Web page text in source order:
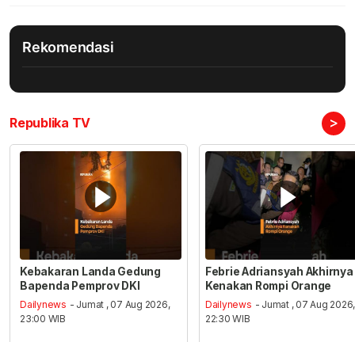
Rekomendasi
Republika TV >
Kebakaran Landa Gedung
Bapenda Pemprov DKI
Dailynews - Jumat , 07 Aug 2026,
23:00 WIB
Febrie Adriansyah Akhirnya
Kenakan Rompi Orange
Dailynews - Jumat , 07 Aug 2026,
22:30 WIB